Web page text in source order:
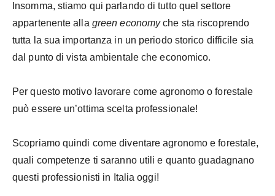
Insomma, stiamo qui parlando di tutto quel settore
appartenente alla green economyche sta riscoprendo
tutta la sua importanza in un periodo storico difficile sia
dal punto di vista ambientale che economico.
Per questo motivo lavorare come agronomo o forestale
può essere un’ottima scelta professionale!
Scopriamo quindi come diventare agronomo e forestale,
quali competenze ti saranno utili e quanto guadagnano
questi professionisti in Italia oggi!